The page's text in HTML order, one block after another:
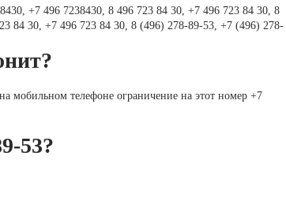
+7 496 7238430, 8 496 723 84 30, +7 496 723 84 30, 8
84 30, +7 496 723 84 30, 8 (496) 278-89-53, +7 (496) 278-
мобильном телефоне ограничение на этот номер +7
53?